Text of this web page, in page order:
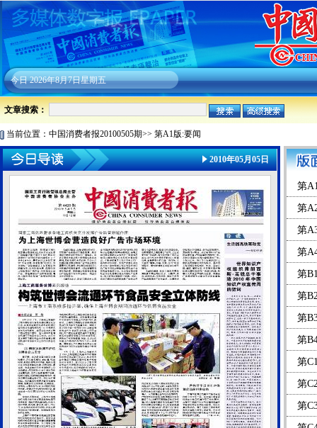
今日2026年8月7日星期五
文章搜索：
当前位置： 中国消费者报20100505期>> 第A1版:要闻
2010年05月05日
第
第
第
第
第
第
第
第
第
第
第